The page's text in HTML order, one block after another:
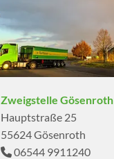
Zweigstelle Gösenroth
Hauptstraße 25
55624 Gösenroth
06544 9911240